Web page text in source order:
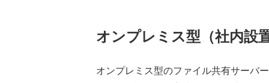
オンプレミス型（社内設
オンプレミス型のファイル共有サーバ